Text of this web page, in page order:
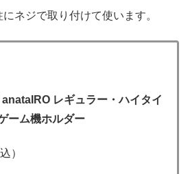
ネジで取り付けて使います。
レギュラー・ハイタイ
ーム機ホルダー
）